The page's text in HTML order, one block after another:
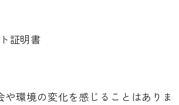
証明書
環境の変化を感じることはありま